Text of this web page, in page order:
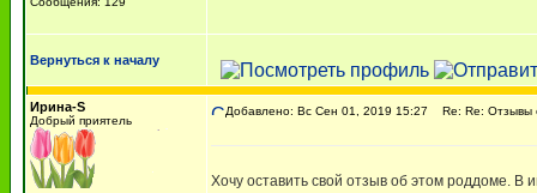
Вернуться к началу
Ирина-S
Добрый приятель
Добавлено: Вс Сен 01, 2019 15:27 Re: Re: Отзывы
Хочу оставить свой отзыв об этом роддоме.